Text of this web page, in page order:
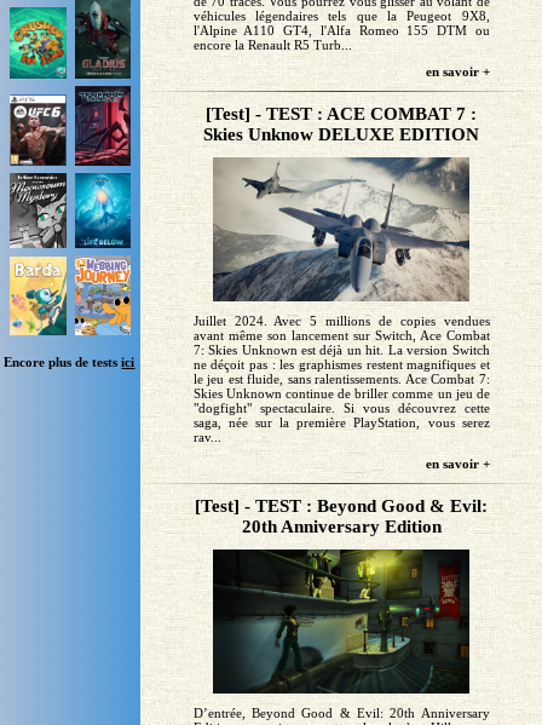
Encore plus de testsici
véhicules légendaires tels que la Peugeot 9X8,
l'Alpine A110 GT4, l'Alfa Romeo 155 DTM ou
encore la Renault R5 Turb...
en savoir +
[Test] - TEST : ACE COMBAT 7 :
Skies Unknow DELUXE EDITION
Juillet 2024. Avec 5 millions de copies vendues
avant même son lancement sur Switch, Ace Combat
7: Skies Unknown est déjà un hit. La version Switch
ne déçoit pas : les graphismes restent magnifiques et
le jeu est fluide, sans ralentissements. Ace Combat 7:
Skies Unknown continue de briller comme un jeu de
"dogfight" spectaculaire. Si vous découvrez cette
saga, née sur la première PlayStation, vous serez
rav...
en savoir +
[Test] - TEST : Beyond Good & Evil:
20th Anniversary Edition
D’entrée, Beyond Good & Evil: 20th Anniversary